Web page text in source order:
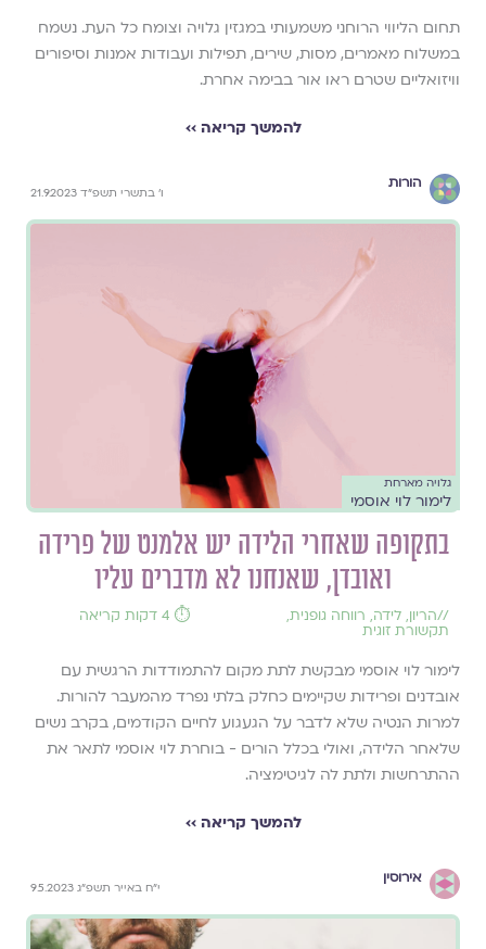
תחום הליווי הרוחני משמעותי במגזין גלויה וצומח כל העת. נשמח
במשלוח מאמרים, מסות, שירים, תפילות ועבודות אמנות וסיפורים
וויזואליים שטרם ראו אור בבימה אחרת.
להמשך קריאה ››
הורות
ו׳ בתשרי תשפ״ד 21.9.2023
גלויה מארחת
לימור לוי אוסמי
בתקופה שאחרי הלידה יש אלמנט של פרידה
ואובדן, שאנחנו לא מדברים עליו
//הריון, לידה, רווחה גופנית,
תקשורת זוגית
⏱️ 4 דקות קריאה
לימור לוי אוסמי מבקשת לתת מקום להתמודדות הרגשית עם
אובדנים ופרידות שקיימים כחלק בלתי נפרד מהמעבר להורות.
למרות הנטיה שלא לדבר על הגעגוע לחיים הקודמים, בקרב נשים
שלאחר הלידה, ואולי בכלל הורים - בוחרת לוי אוסמי לתאר את
ההתרחשות ולתת לה לגיטימציה.
להמשך קריאה ››
אירוסין
י״ח באייר תשפ״ג 9.5.2023